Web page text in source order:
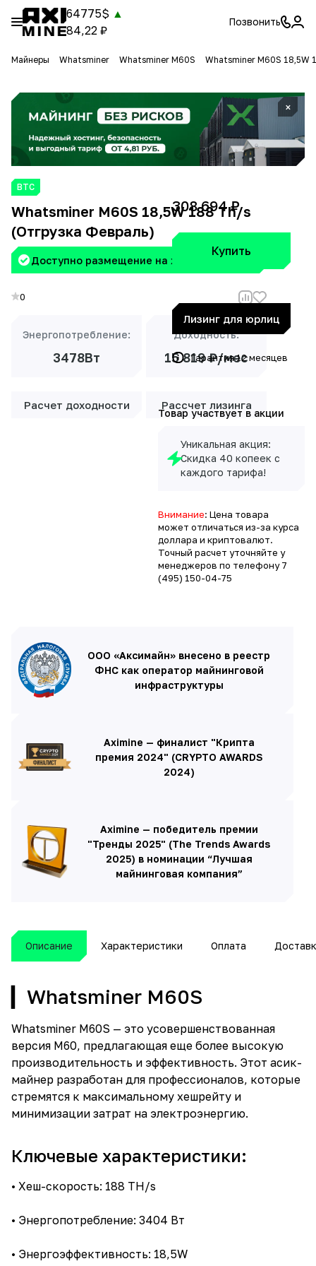
64775$ ▲
84,22 ₽
Позвонить
Майнеры Whatsminer Whatsminer M60S Whatsminer M60S 18,5W
×
BTC
Whatsminer M60S 18,5W 188 Th/s
(Отгрузка Февраль)
Доступно размещение на хостинге Aximine
0
Энергопотребление:
3478Вт
Доходность:
15 819 ₽/мес
Расчет доходности Рассчет лизинга
308 694 ₽
Купить
Лизинг для юрлиц
Гарантия 12 месяцев
Товар участвует в акции
Уникальная акция:
Скидка 40 копеек с
каждого тарифа!
Внимание: Цена товара
может отличаться из-за курса
доллара и криптовалют.
Точный расчет уточняйте у
менеджеров по телефону7
(495) 150-04-75
ООО «Аксимайн» внесено в реестр
ФНС как оператор майнинговой
инфраструктуры
Aximine — финалист "Крипта
премия 2024" (CRYPTO AWARDS
2024)
Aximine — победитель премии
"Тренды 2025" (The Trends Awards
2025) в номинации “Лучшая
майнинговая компания”
Описание Характеристики Оплата
▎Whatsminer M60S
Whatsminer M60S — это усовершенствованная
версия M60, предлагающая еще более высокую
производительность и эффективность. Этот асик-
майнер разработан для профессионалов, которые
стремятся к максимальному хешрейту и
минимизации затрат на электроэнергию.
Ключевые характеристики:
• Хеш-скорость: 188 TH/s
• Энергопотребление: 3404 Вт
• Энергоэффективность: 18,5W